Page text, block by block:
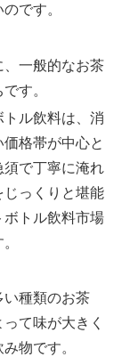
です。
、一般的なお茶
す。
ル飲料は、消
格帯が中心と
須で丁寧に淹れ
じっくりと堪能
ボトル飲料市場
い種類のお茶
て味が大きく
物です。